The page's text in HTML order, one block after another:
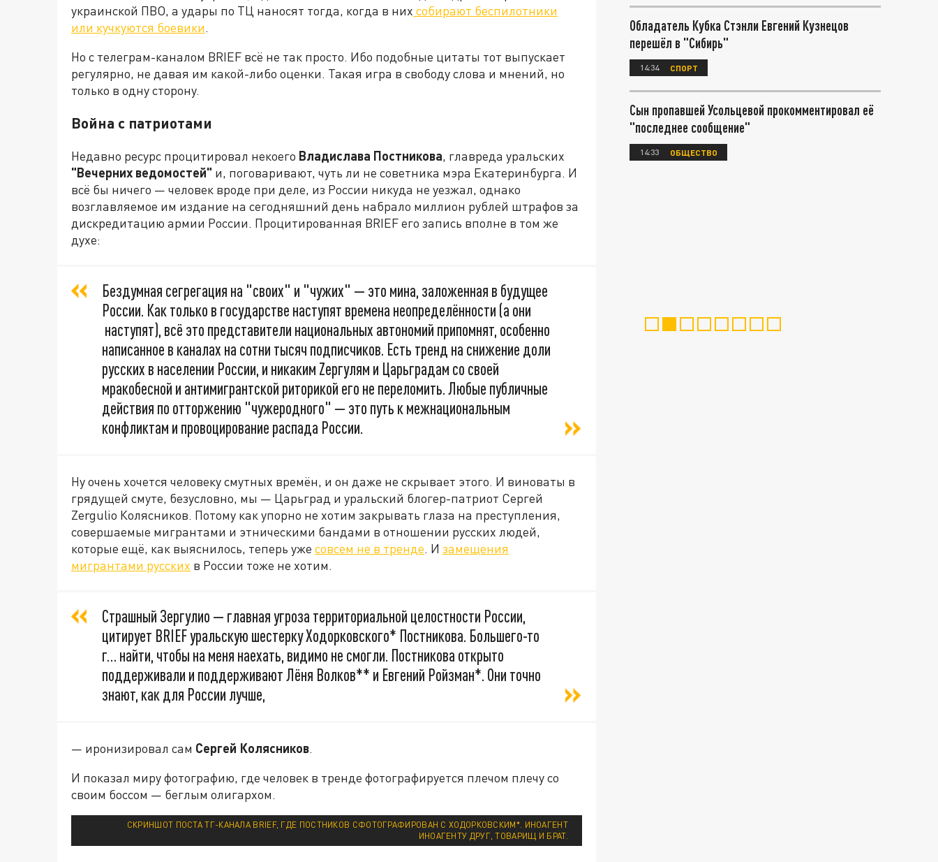
украинской ПВО, а удары по ТЦ наносят тогда, когда в них собирают беспилотники
или кучкуются боевики.
Но с телеграм-каналом BRIEF всё не так просто. Ибо подобные цитаты тот выпускает
регулярно, не давая им какой-либо оценки. Такая игра в свободу слова и мнений, но
только в одну сторону.
Война с патриотами
Недавно ресурс процитировал некоего Владислава Постникова, главреда уральских
"Вечерних ведомостей" и, поговаривают, чуть ли не советника мэра Екатеринбурга. И
всё бы ничего — человек вроде при деле, из России никуда не уезжал, однако
возглавляемое им издание на сегодняшний день набрало миллион рублей штрафов за
дискредитацию армии России. Процитированная BRIEF его запись вполне в том же
духе:
Бездумная сегрегация на "своих" и "чужих" — это мина, заложенная в будущее
России. Как только в государстве наступят времена неопределённости (а они
наступят), всё это представители национальных автономий припомнят, особенно
написанное в каналах на сотни тысяч подписчиков. Есть тренд на снижение доли
русских в населении России, и никаким Zергулям и Царьградам со своей
мракобесной и антимигрантской риторикой его не переломить. Любые публичные
действия по отторжению "чужеродного" — это путь к межнациональным
конфликтам и провоцирование распада России.
Ну очень хочется человеку смутных времён, и он даже не скрывает этого. И виноваты в
грядущей смуте, безусловно, мы — Царьград и уральский блогер-патриот Сергей
Zergulio Колясников. Потому как упорно не хотим закрывать глаза на преступления,
совершаемые мигрантами и этническими бандами в отношении русских людей,
которые ещё, как выяснилось, теперь уже совсем не в тренде. И замещения
мигрантами русских в России тоже не хотим.
Страшный Зергулио — главная угроза территориальной целостности России,
цитирует BRIEF уральскую шестерку Ходорковского* Постникова. Большего-то
г… найти, чтобы на меня наехать, видимо не смогли. Постникова открыто
поддерживали и поддерживают Лёня Волков** и Евгений Ройзман*. Они точно
знают, как для России лучше,
— иронизировал сам Сергей Колясников.
И показал миру фотографию, где человек в тренде фотографируется плечом плечу со
своим боссом — беглым олигархом.
СКРИНШОТ ПОСТА ТГ-КАНАЛА BRIEF, ГДЕ ПОСТНИКОВ СФОТОГРАФИРОВАН С ХОДОРКОВСКИМ*. ИНОАГЕНТ
ИНОАГЕНТУ ДРУГ, ТОВАРИЩ И БРАТ.
Обладатель Кубка Стэнли Евгений Кузнецов
перешёл в "Сибирь"
14:34 СПОРТ
Сын пропавшей Усольцевой прокомментировал её
"последнее сообщение"
14:33 ОБЩЕСТВО